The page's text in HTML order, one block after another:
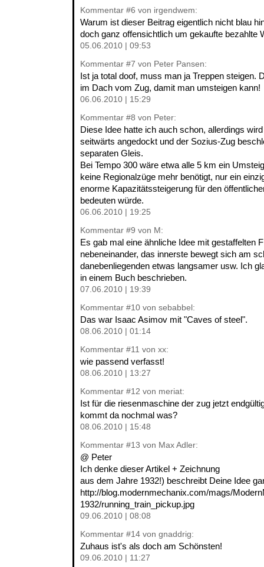
Kommentar #6 von irgendwem:
Warum ist dieser Beitrag eigentlich nicht blau
doch ganz offensichtlich um gekaufte bezahlte
05.06.2010 | 09:53
Kommentar #7 von Peter Pansen:
Ist ja total doof, muss man ja Treppen steigen.
im Dach vom Zug, damit man umsteigen kann!
06.06.2010 | 15:29
Kommentar #8 von Peter:
Diese Idee hatte ich auch schon, allerdings
seitwärts angedockt und der Sozius-Zug
separaten Gleis.
Bei Tempo 300 wäre etwa alle 5 km ein
keine Regionalzüge mehr benötigt, nur ein
enorme Kapazitätssteigerung für den
bedeuten würde.
06.06.2010 | 19:25
Kommentar #9 von M:
Es gab mal eine ähnliche Idee mit gestaffelten
nebeneinander, das innerste bewegt sich am
danebenliegenden etwas langsamer usw. Ich
in einem Buch beschrieben.
07.06.2010 | 19:39
Kommentar #10 von sebabbel:
Das war Isaac Asimov mit "Caves of steel".
08.06.2010 | 01:14
Kommentar #11 von xx:
wie passend verfasst!
08.06.2010 | 13:27
Kommentar #12 von meriat:
Ist für die riesenmaschine der zug jetzt
kommt da nochmal was?
08.06.2010 | 15:48
Kommentar #13 von Max Adler:
@ Peter
Ich denke dieser Artikel + Zeichnung
aus dem Jahre 1932!) beschreibt Deine Idee
http://blog.modernmechanix.com/mags/
1932/running_train_pickup.jpg
09.06.2010 | 08:08
Kommentar #14 von gnaddrig:
Zuhaus ist's als doch am Schönsten!
09.06.2010 | 11:27